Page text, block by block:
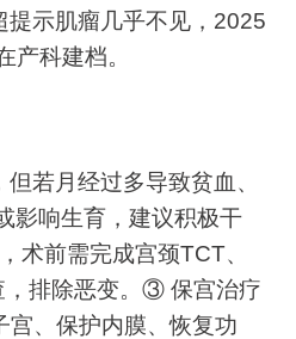
提示肌瘤几乎不见，2025
产科建档。
若月经过多导致贫血、
影响生育，建议积极干
术前需完成宫颈TCT、
，排除恶变。③ 保宫治疗
宫、保护内膜、恢复功